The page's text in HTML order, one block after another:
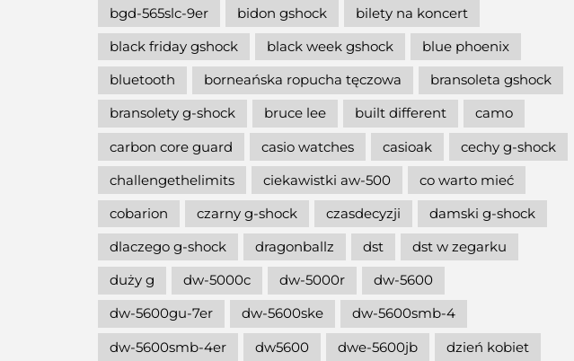
bgd-565slc-9er
bidon gshock
bilety na koncert
black friday gshock
black week gshock
blue phoenix
bluetooth
borneańska ropucha tęczowa
bransoleta gshock
bransolety g-shock
bruce lee built different
camo
carbon core guard
casio watches casioak
cechy g-shock
challengethelimits
ciekawistki aw-500
co warto mieć
cobarion
czarny g-shock czasdecyzji
damski g-shock
dlaczego g-shock
dragonballz dst
dst w zegarku
duży g
dw-5000c dw-5000r
dw-5600
dw-5600gu-7er
dw-5600ske
dw-5600smb-4
dw-5600smb-4er
dw5600 dwe-5600jb
dzień kobiet